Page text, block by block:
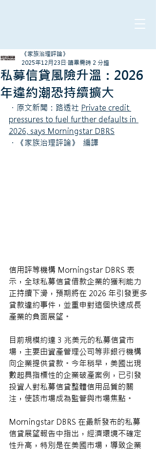
私募信貸風險升溫：2026
年違約潮恐持續擴大
《家族治理評論》
2025年12月23日 讀畢需時 2 分鐘
・原文新聞：路透社 Private credit
pressures to fuel further defaults in
2026, says Morningstar DBRS
・
《家族治理評論》
  編譯
信用評等機構 Morningstar DBRS 表
示，全球私募信貸借款企業的獲利能力
正持續下滑，預期將在 2026 年引發更多
貸款違約事件，並重申對這個快速成長
產業的負面展望。
目前規模約達 3 兆美元的私募信貸市
場，主要由資產管理公司等非銀行機構
向企業提供貸款。今年稍早，美國出現
數起具指標性的企業破產案例，已引發
投資人對私募信貸整體信用品質的關
注，使該市場成為監管與市場焦點。
Morningstar DBRS 在最新發布的私募
信貸展望報告中指出，經濟環境不確定
性升高，特別是在美國市場，導致企業